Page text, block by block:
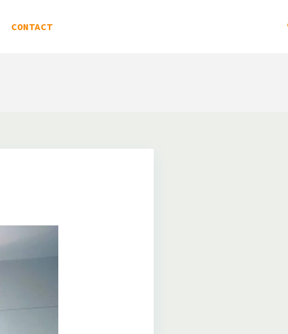
CONTACT